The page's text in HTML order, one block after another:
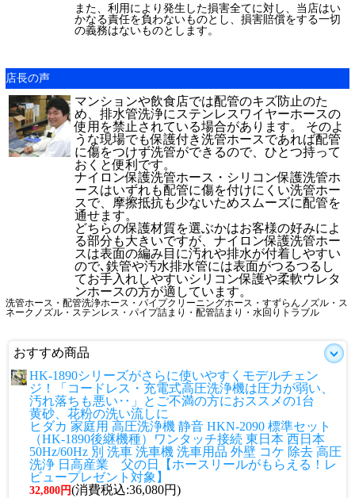
また、利用により発生した損害全てに対し、当店はい
かなる責任を負わないものとし、損害賠償をする一切
の義務はないものとします。
店長の声
マンションや飲食店では配管のキズ防止のた
め、排水管洗浄にステンレスワイヤーホースの
使用を禁止されている場合があります。 そのよ
うな現場でも保護付き洗管ホースであれば配管
に傷をつけず洗管ができるので、ひとつ持って
おくと便利です。
ナイロン保護洗管ホース・シリコン保護洗管ホ
ースはいずれも配管に傷を付けにくい洗管ホー
スで、摩擦抵抗も少ないためスムーズに配管を
通せます。
どちらの保護材質を選ぶかはお客様の好みによ
る部分も大きいですが、ナイロン保護洗管ホー
スは表面の編み目に汚れや排水が付着しやすい
ので､鉄管や汚水排水管には表面がつるつるし
てお手入れしやすいシリコン保護や柔軟ウレタ
ンホースの方が適しています。
洗管ホース・配管洗浄ホース・パイプクリーニングホース・すずらんノズル・ス
ネークノズル・ステンレス・パイプ詰まり・配管詰まり・水回りトラブル
おすすめ商品
HK-1890シリーズがさらに使いやすくモデルチェン
ジ！「コードレス・充電式高圧洗浄機は圧力が弱い、
汚れ落ちも悪い‥」とご不満の方におススメの1台
黄砂、花粉の洗い流しに
ヒダカ 家庭用 高圧洗浄機 静音 HKN-2090 標準セット
（HK-1890後継機種）ワンタッチ接続 東日本 西日本
50Hz/60Hz 別 洗車 洗車機 洗車用品 外壁 コケ 除去 高圧
洗浄 日高産業 父の日【ホースリールがもらえる！レ
ビュープレゼント対象】
32,800円(消費税込:36,080円)